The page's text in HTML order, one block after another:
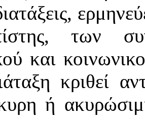
των
και
κριθεί
ή